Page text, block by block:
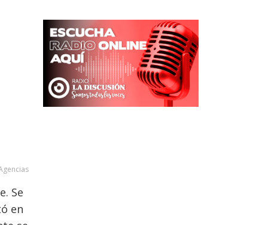
Se
en